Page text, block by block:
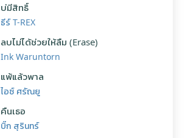
บ่มีสิทธิ์
ธีร์ T-REX
ลบไม่ได้ช่วยให้ลืม (Erase)
Ink Waruntorn
แพ้แล้วพาล
ไอซ์ ศรัณยู
คืนเธอ
บิ๊ก สุรินทร์